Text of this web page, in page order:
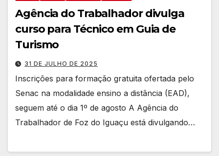
Agência do Trabalhador divulga
curso para Técnico em Guia de
Turismo
31 DE JULHO DE 2025
Inscrições para formação gratuita ofertada pelo
Senac na modalidade ensino a distância (EAD),
seguem até o dia 1º de agosto A Agência do
Trabalhador de Foz do Iguaçu está divulgando…